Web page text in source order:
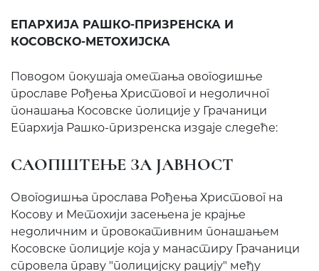
ЕПАРХИЈА РАШКО-ПРИЗРЕНСКА И
КОСОВСКО-МЕТОХИЈСКА
Поводом покушаја ометања овогодишње
прославе Рођења Христовог и недоличног
понашања Косовске полиције у Грачаници
Епархија Рашко-призренска издаје следеће:
САОПШТЕЊЕ ЗА ЈАВНОСТ
Овогодишња прослава Рођења Христовог на
Косову и Метохији засењена је крајње
недоличним и провокативним понашањем
Косовске полиције која у манастиру Грачаници
спровела праву "полицијску рацију" међу